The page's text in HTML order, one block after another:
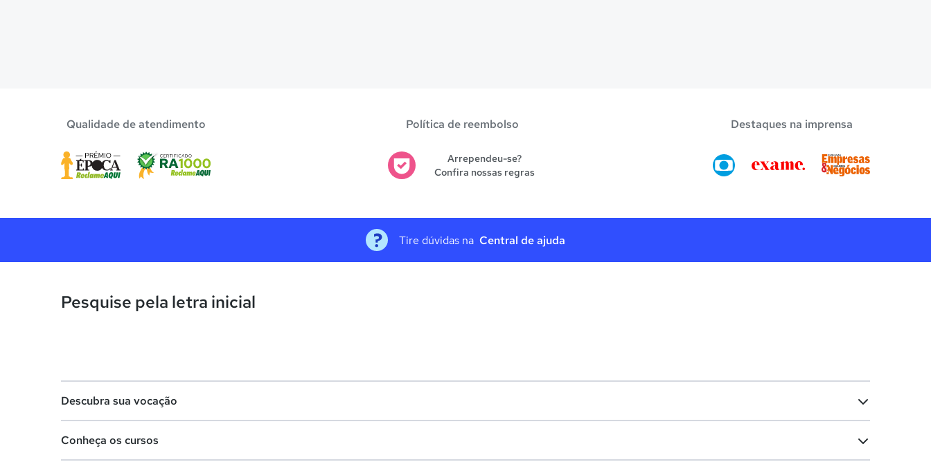
Qualidade de atendimento Política de reembolso
Arrependeu-se?
Confira nossas regras
Destaques na imprensa
Tire dúvidas na Central de ajuda
Pesquise pela letra inicial
Descubra sua vocação
Conheça os cursos